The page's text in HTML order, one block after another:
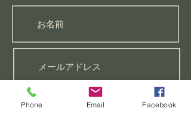
聖書研究
祈りのリクエストがあります
Phone Email Facebook